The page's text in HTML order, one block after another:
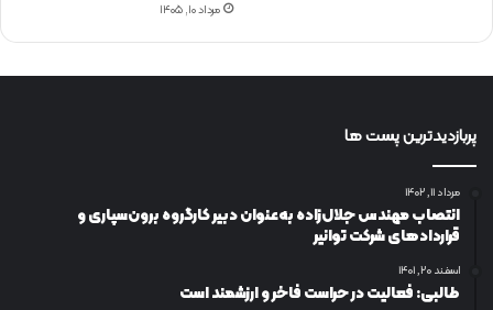
مرداد ۱۰, ۱۴۰۵
پربازدیدترین پست ها
مرداد ۱۱, ۱۴۰۲
انتصاب مهندس جلال‌زاده به‌عنوان دبیر كارگروه برون‌سپاری و
قراردادهای شركت توانیر
اسفند ۲۰, ۱۴۰۱
طالبی: فعالیت در حراست فاخر و ارزشمند است